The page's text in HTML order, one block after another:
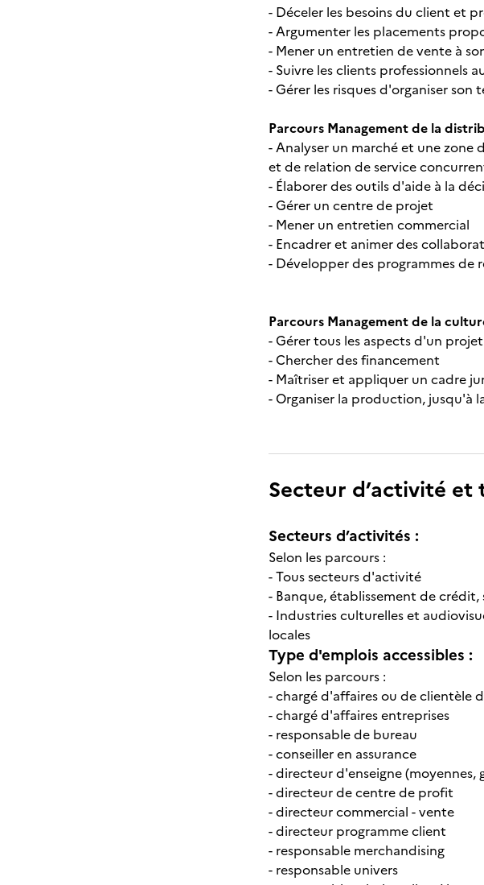
- Déceler les besoins du client et
- Argumenter les placements
- Mener un entretien de vente à
- Suivre les clients professionnels
- Gérer les risques d'organiser son
Parcours Management de la
- Analyser un marché et une
et de relation de service
- Élaborer des outils d'aide à la
- Gérer un centre de projet
- Mener un entretien commercial
- Encadrer et animer des
- Développer des programmes de
Parcours Management de la
- Gérer tous les aspects d'un
- Chercher des financement
- Maîtriser et appliquer un cadre
- Organiser la production, jusqu'à
Secteur d’activité et
Secteurs d’activités :
Selon les parcours :
- Tous secteurs d'activité
- Banque, établissement de
- Industries culturelles et
locales
Type d'emplois accessibles :
Selon les parcours :
- chargé d'affaires ou de clientèle
- chargé d'affaires entreprises
- responsable de bureau
- conseiller en assurance
- directeur d'enseigne (moyennes,
- directeur de centre de profit
- directeur commercial - vente
- directeur programme client
- responsable merchandising
- responsable univers